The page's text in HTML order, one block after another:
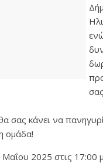
σας κάνει να
ομάδα!
2025 στις 17:00